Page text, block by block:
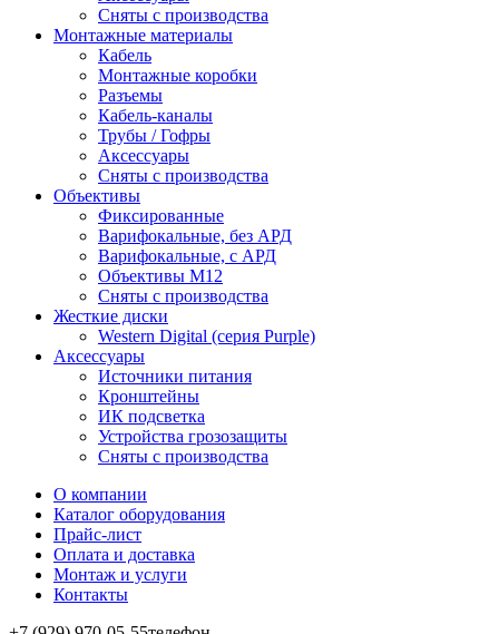
Сняты с производства
Монтажные материалы
Кабель
Монтажные коробки
Разъемы
Кабель-каналы
Трубы / Гофры
Аксессуары
Сняты с производства
Объективы
Фиксированные
Варифокальные, без АРД
Варифокальные, с АРД
Объективы M12
Сняты с производства
Жесткие диски
Western Digital (серия Purple)
Аксессуары
Источники питания
Кронштейны
ИК подсветка
Устройства грозозащиты
Сняты с производства
О компании
Каталог оборудования
Прайс-лист
Оплата и доставка
Монтаж и услуги
Контакты